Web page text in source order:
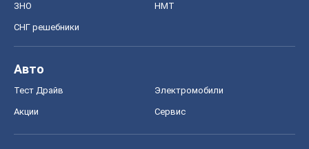
ЗНО НМТ
СНГ решебники
Авто
Тест Драйв Электромобили
Акции Сервис